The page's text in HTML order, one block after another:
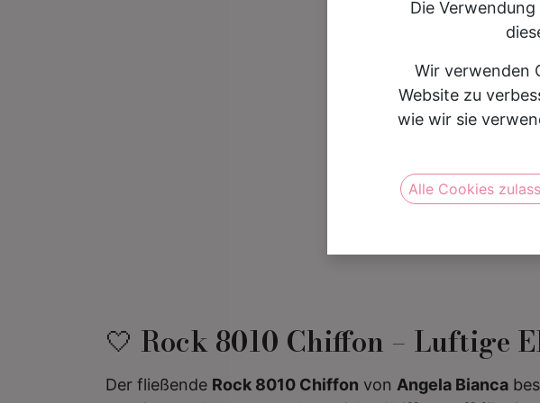
🤍 Rock 8010 Chiffon – Luftige
Der fließende Rock 8010 Chiffon von Angela Bianca
Die
Wir verwenden
Website zu
wie wir sie
Alle Cookies